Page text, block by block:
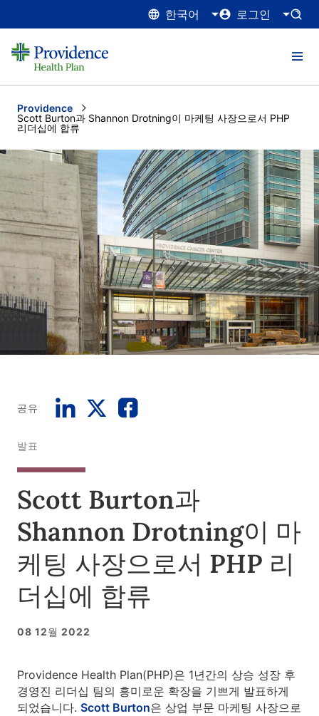
한국어 로그인
Providence
Current:
Scott Burton과 Shannon Drotning이 마케팅 사장으로서 PHP
리더십에 합류
공유
발표
Scott Burton과
Shannon Drotning이 마
케팅 사장으로서 PHP 리
더십에 합류
08 12월 2022
Providence Health Plan(PHP)은 1년간의 상승 성장 후
경영진 리더십 팀의 흥미로운 확장을 기쁘게 발표하게
되었습니다. Scott Burton은 상업 부문 마케팅 사장으로